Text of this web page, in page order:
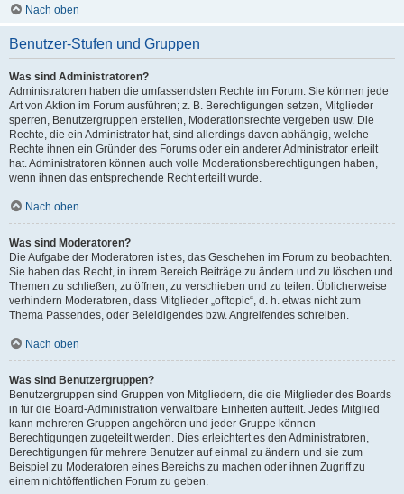
Nach oben
Benutzer-Stufen und Gruppen
Was sind Administratoren?
Administratoren haben die umfassendsten Rechte im Forum. Sie können jede
Art von Aktion im Forum ausführen; z. B. Berechtigungen setzen, Mitglieder
sperren, Benutzergruppen erstellen, Moderationsrechte vergeben usw. Die
Rechte, die ein Administrator hat, sind allerdings davon abhängig, welche
Rechte ihnen ein Gründer des Forums oder ein anderer Administrator erteilt
hat. Administratoren können auch volle Moderationsberechtigungen haben,
wenn ihnen das entsprechende Recht erteilt wurde.
Nach oben
Was sind Moderatoren?
Die Aufgabe der Moderatoren ist es, das Geschehen im Forum zu beobachten.
Sie haben das Recht, in ihrem Bereich Beiträge zu ändern und zu löschen und
Themen zu schließen, zu öffnen, zu verschieben und zu teilen. Üblicherweise
verhindern Moderatoren, dass Mitglieder „offtopic“, d. h. etwas nicht zum
Thema Passendes, oder Beleidigendes bzw. Angreifendes schreiben.
Nach oben
Was sind Benutzergruppen?
Benutzergruppen sind Gruppen von Mitgliedern, die die Mitglieder des Boards
in für die Board-Administration verwaltbare Einheiten aufteilt. Jedes Mitglied
kann mehreren Gruppen angehören und jeder Gruppe können
Berechtigungen zugeteilt werden. Dies erleichtert es den Administratoren,
Berechtigungen für mehrere Benutzer auf einmal zu ändern und sie zum
Beispiel zu Moderatoren eines Bereichs zu machen oder ihnen Zugriff zu
einem nichtöffentlichen Forum zu geben.